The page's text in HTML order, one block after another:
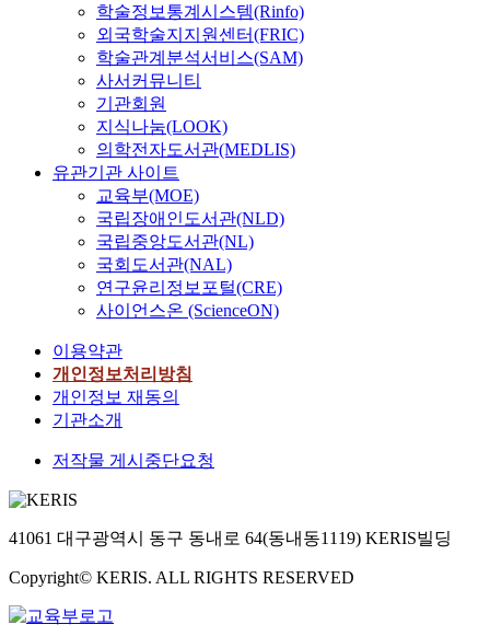
학술정보통계시스템(Rinfo)
외국학술지지원센터(FRIC)
학술관계분석서비스(SAM)
사서커뮤니티
기관회원
지식나눔(LOOK)
의학전자도서관(MEDLIS)
유관기관 사이트
교육부(MOE)
국립장애인도서관(NLD)
국립중앙도서관(NL)
국회도서관(NAL)
연구윤리정보포털(CRE)
사이언스온 (ScienceON)
이용약관
개인정보처리방침
개인정보 재동의
기관소개
저작물 게시중단요청
41061 대구광역시 동구 동내로 64(동내동1119) KERIS빌딩
Copyright© KERIS. ALL RIGHTS RESERVED